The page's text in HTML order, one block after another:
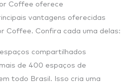
Coffee oferece
vantagens oferecidas
Coffee. Confira cada uma delas:
compartilhados
de 400 espaços de
todo Brasil. Isso cria uma